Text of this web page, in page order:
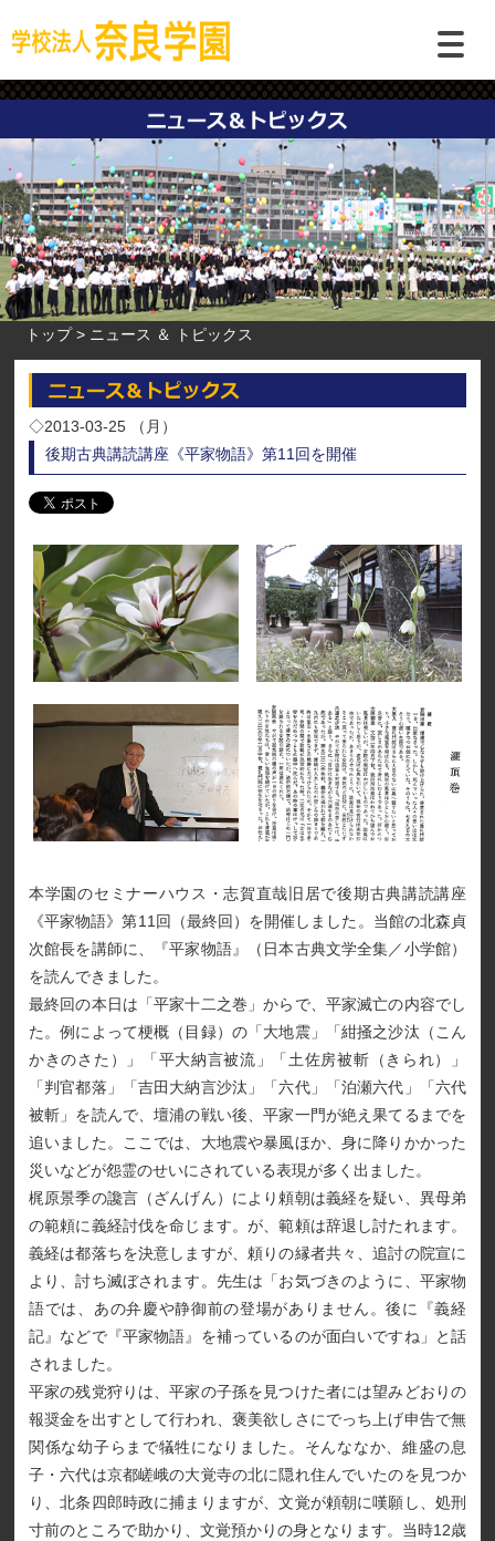
トップ ニュース ＆ トピックス
◇2013-03-25 （月）
後期古典講読講座《平家物語》第11回を開催
本学園のセミナーハウス・志賀直哉旧居で後期古典講読講座
《平家物語》第11回（最終回）を開催しました。当館の北森貞
次館長を講師に、『平家物語』（日本古典文学全集／小学館）
を読んできました。
最終回の本日は「平家十二之巻」からで、平家滅亡の内容でし
た。例によって梗概（目録）の「大地震」「紺掻之沙汰（こん
かきのさた）」「平大納言被流」「土佐房被斬（きられ）」
「判官都落」「吉田大納言沙汰」「六代」「泊瀬六代」「六代
被斬」を読んで、壇浦の戦い後、平家一門が絶え果てるまでを
追いました。ここでは、大地震や暴風ほか、身に降りかかった
災いなどが怨霊のせいにされている表現が多く出ました。
梶原景季の讒言（ざんげん）により頼朝は義経を疑い、異母弟
の範頼に義経討伐を命じます。が、範頼は辞退し討たれます。
義経は都落ちを決意しますが、頼りの縁者共々、追討の院宣に
より、討ち滅ぼされます。先生は「お気づきのように、平家物
語では、あの弁慶や静御前の登場がありません。後に『義経
記』などで『平家物語』を補っているのが面白いですね」と話
されました。
平家の残党狩りは、平家の子孫を見つけた者には望みどおりの
報奨金を出すとして行われ、褒美欲しさにでっち上げ申告で無
関係な幼子らまで犠牲になりました。そんななか、維盛の息
子・六代は京都嵯峨の大覚寺の北に隠れ住んでいたのを見つか
り、北条四郎時政に捕まりますが、文覚が頼朝に嘆願し、処刑
寸前のところで助かり、文覚預かりの身となります。当時12歳